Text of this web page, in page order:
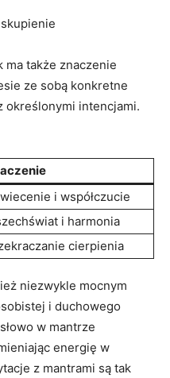
także znaczenie
ze sobą konkretne
określonymi intencjami.
i współczucie
i harmonia
cierpienia
‌niezwykle mocnym
i duchowego
w mantrze
energię w
z ⁤mantrami są ‌tak